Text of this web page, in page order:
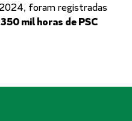
foram registradas
350 mil horas de PSC